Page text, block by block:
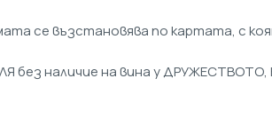
се възстановява по картата, с
без наличие на вина у